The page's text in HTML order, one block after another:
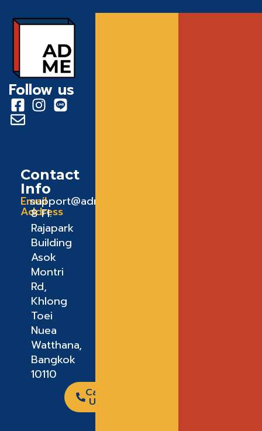
Follow us
Contact
Info
Email
support@admeadme.co
Address
8 FI.
Rajapark
Building
Asok
Montri
Rd,
Khlong
Toei
Nuea
Watthana,
Bangkok
10110
Call
Us